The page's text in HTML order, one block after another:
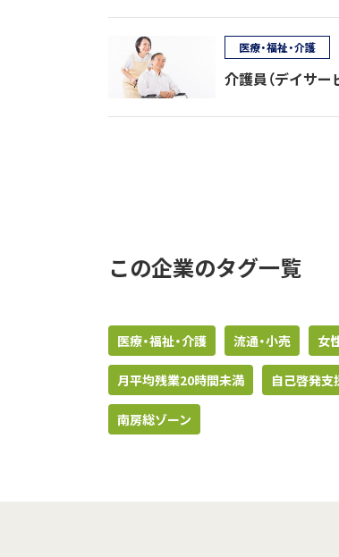
介護員（デイサー
医療・福祉・介護
この企業のタグ一覧
医療・福祉・介護 流通・小売 女
月平均残業20時間未満 自己啓発支
南房総ゾーン